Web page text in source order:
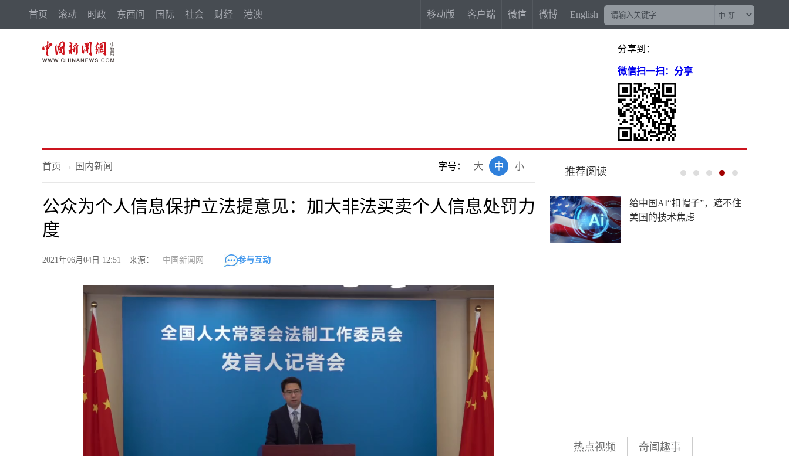
首页 滚动 时政 东西问 国际 社会 财经 港澳 移动版 客户端 微信 微博 English
分享到：
微信扫一扫：分享
首页 → 国内新闻 字号： 小
中
大
公众为个人信息保护立法提意见：加大非法买卖个人信息处罚力
度
2021年06月04日 12:51 来源： 中国新闻网 参与互动
推荐阅读
给中国AI“扣帽子”，遮不住
美国的技术焦虑
热点视频 奇闻趣事